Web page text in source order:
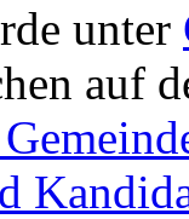
unter
auf